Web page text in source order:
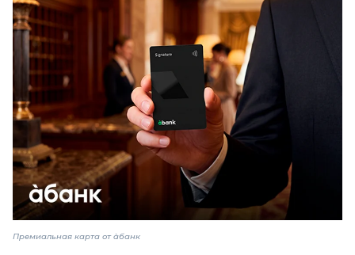
Премиальная карта от àбанк